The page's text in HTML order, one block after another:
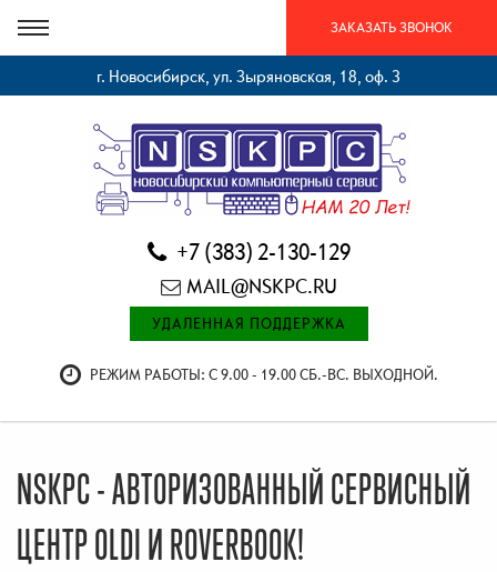
ЗАКАЗАТЬ ЗВОНОК
г. Новосибирск, ул. Зыряновская, 18, оф. 3
+7 (383) 2-130-129
MAIL@NSKPC.RU
УДАЛЕННАЯ ПОДДЕРЖКА
РЕЖИМ РАБОТЫ: С 9.00 - 19.00 СБ.-ВС. ВЫХОДНОЙ.
NSKPC - АВТОРИЗОВАННЫЙ СЕРВИСНЫЙ
ЦЕНТР OLDI И ROVERBOOK!